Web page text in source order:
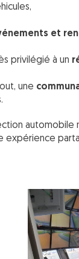
et
privilégié à un
une
automobile
expérience